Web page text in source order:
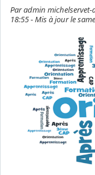
Par admin
18:55 - Mis à jour le